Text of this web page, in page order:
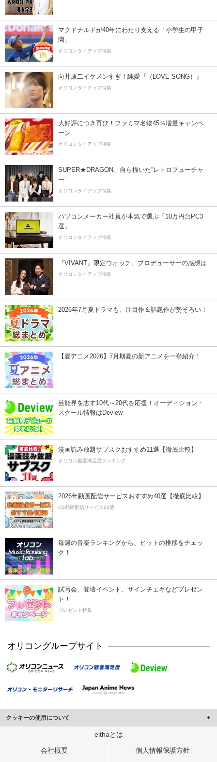
マクドナルドが40年にわたり支える「小学生の甲子
園」
オリコンタイアップ特集
向井康二イケメンすぎ！純愛『（LOVE SONG）』
オリコンタイアップ特集
大好評につき再び！ファミマ名物45％増量キャンペ
ーン
オリコンタイアップ特集
SUPER★DRAGON、自ら描いた”レトロフューチャ
ー”
オリコンタイアップ特集
パソコンメーカー社員が本気で選ぶ「10万円台PC3
選」
オリコンタイアップ特集
『VIVANT』限定ウオッチ、プロデューサーの感想は
オリコンタイアップ特集
2026年7月夏ドラマも、注目作＆話題作が勢ぞろい！
【夏アニメ2026】7月期夏の新アニメを一挙紹介！
芸能界を志す10代～20代を応援！オーディション・
スクール情報はDeview
漫画読み放題サブスクおすすめ11選【徹底比較】
オリコン顧客満足度ランキング
2026年動画配信サービスおすすめ40選【徹底比較】
CS動画配信サービス20選
毎週の音楽ランキングから、ヒットの推移をチェッ
ク！
試写会、登壇イベント、サインチェキなどプレゼン
ト！
プレゼント特集
オリコングループサイト
クッキーの使用について
このサイトでは Cookie を使用して、ユーザーに合わせたコンテンツや広告の
行っています。
elthaとは
会社概要 個人情報保護方針